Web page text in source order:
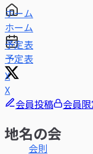
ホーム
予定表
X
会員投稿
会員
地名の会